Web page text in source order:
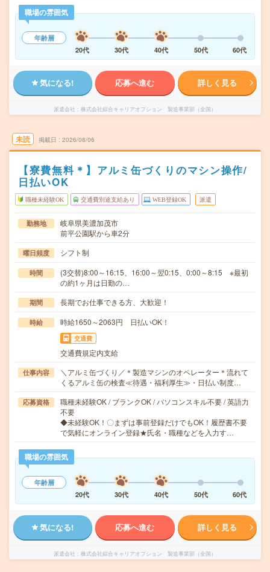
職場の雰囲気
年齢層
20代
30代 40代 50代 60代
気になる! 応募へ進む 詳しく見る
派遣会社 株式会社綜合キャリアオプション 製造事業部（全国）
未読 掲載日 2026/08/06
【寮費無料＊】アルミ缶づくりのマシン操作/
日払いOK
職種未経験OK 交通費別途支給あり WEB登録OK 派遣
勤務地
岐阜県美濃加茂市
前平公園駅から車2分
曜日頻度 シフト制
時間
(3交替)8:00～16:15、16:00～翌0:15、0:00～8:15 ※最初
の約1ヶ月は日勤の…
期間 長期でお仕事できる方、大歓迎！
時給 時給1650～2063円 日払いOK！
交通費
交通費規定内支給
仕事内容
＼アルミ缶づくり／＊製造マシンのオペレーター＊流れて
くるアルミ缶の検査≪待遇・福利厚生≫・日払い制度…
応募資格
職種未経験OK / ブランクOK / パソコンスキル不要 / 英語力
不要
◆未経験OK！〇まずは事前登録だけでもOK！履歴書不要
で気軽にオンライン登録★氏名・職種などを入力す…
職場の雰囲気
年齢層
20代
30代 40代 50代 60代
気になる! 応募へ進む 詳しく見る
派遣会社 株式会社綜合キャリアオプション 製造事業部（全国）